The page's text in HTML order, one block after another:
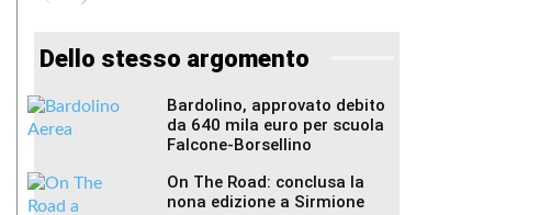
Dello stesso argomento
Bardolino, approvato debito
da 640 mila euro per scuola
Falcone-Borsellino
On The Road: conclusa la
nona edizione a Sirmione